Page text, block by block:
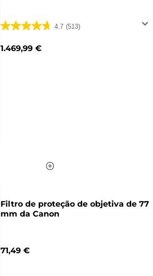
4.7 (513)
4.7
em
1.469,99 €
Filtro de proteção de objetiva de 77
mm da Canon
71,49 €